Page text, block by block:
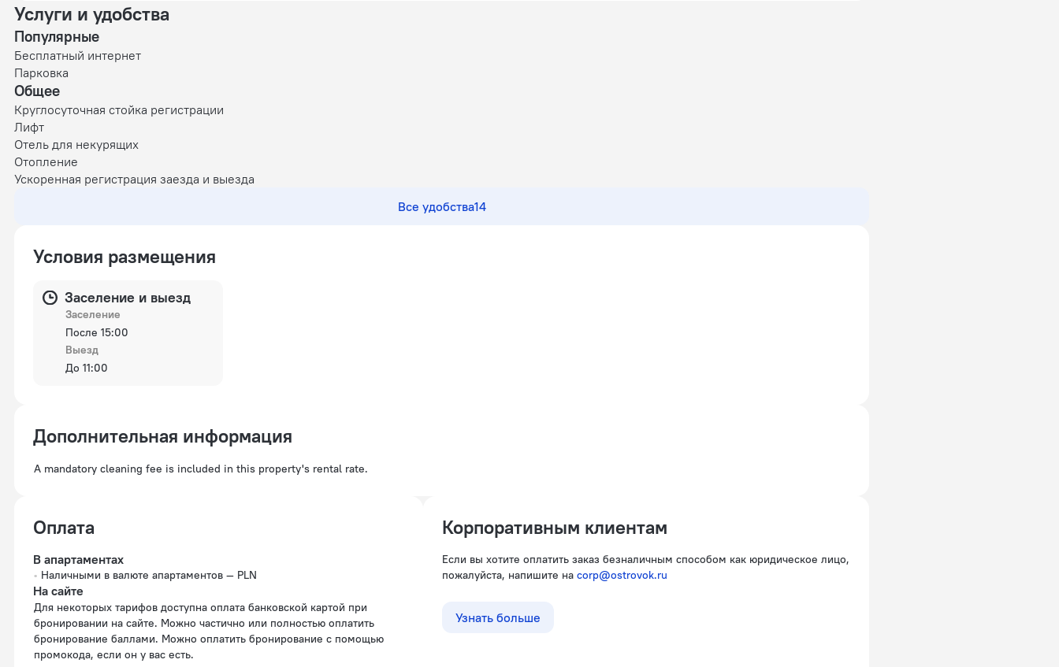
Услуги и удобства
Популярные
Бесплатный интернет
Парковка
Общее
Круглосуточная стойка регистрации
Лифт
Отель для некурящих
Отопление
Ускоренная регистрация заезда и выезда
Все удобства14
Условия размещения
Заселение и выезд
Заселение
После 15:00
Выезд
До 11:00
Дополнительная информация
A mandatory cleaning fee is included in this property's rental rate.
Оплата
В апартаментах
Наличными в валюте апартаментов — PLN
На сайте
Для некоторых тарифов доступна оплата банковской картой при
бронировании на сайте. Можно частично или полностью оплатить
бронирование баллами. Можно оплатить бронирование с помощью
промокода, если он у вас есть.
Корпоративным клиентам
Если вы хотите оплатить заказ безналичным способом как юридическое лицо,
пожалуйста, напишите на corp@ostrovok.ru
Узнать больше